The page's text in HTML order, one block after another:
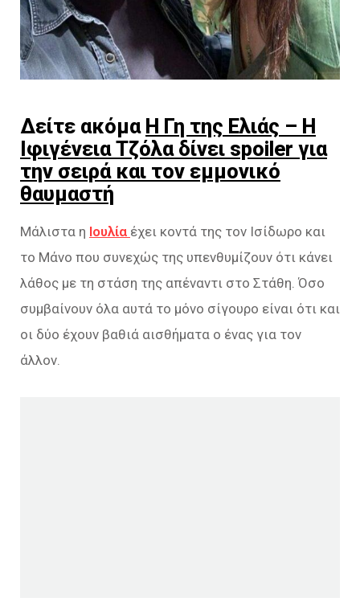
Δείτε ακόμα Η Γη της Ελιάς – Η
Ιφιγένεια Τζόλα δίνει spoiler για
την σειρά και τον εμμονικό
θαυμαστή
Μάλιστα η Ιουλία έχει κοντά της τον Ισίδωρο και
το Μάνο που συνεχώς της υπενθυμίζουν ότι κάνει
λάθος με τη στάση της απέναντι στο Στάθη. Όσο
συμβαίνουν όλα αυτά το μόνο σίγουρο είναι ότι και
οι δύο έχουν βαθιά αισθήματα ο ένας για τον
άλλον.